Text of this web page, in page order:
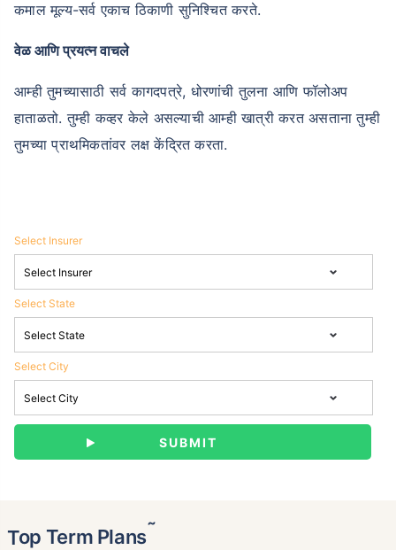
कमाल मूल्य-सर्व एकाच ठिकाणी सुनिश्चित करते.
वेळ आणि प्रयत्न वाचले
आम्ही तुमच्यासाठी सर्व कागदपत्रे, धोरणांची तुलना आणि फॉलोअप
हाताळतो. तुम्ही कव्हर केले असल्याची आम्ही खात्री करत असताना तुम्ही
तुमच्या प्राथमिकतांवर लक्ष केंद्रित करता.
Select Insurer
Select State
Select City
Top Term Plans˜